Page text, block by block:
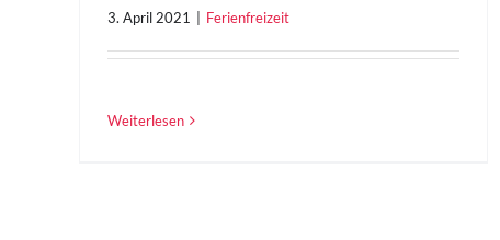
3. April 2021 Ferienfreizeit
Weiterlesen